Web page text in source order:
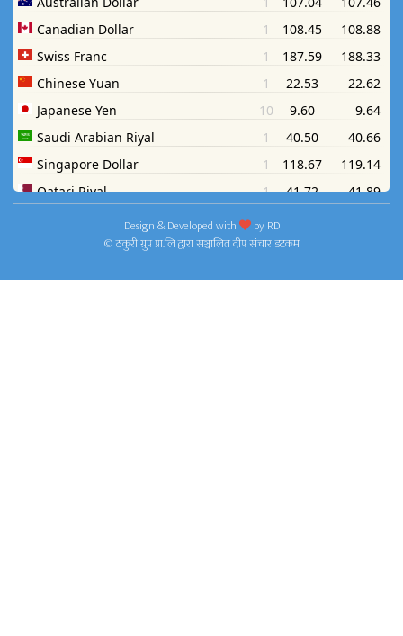
Design & Developed with byRD
© ठकुरी ग्रुप प्रा.लि द्वारा सञ्चालित दीप संचार डटकम